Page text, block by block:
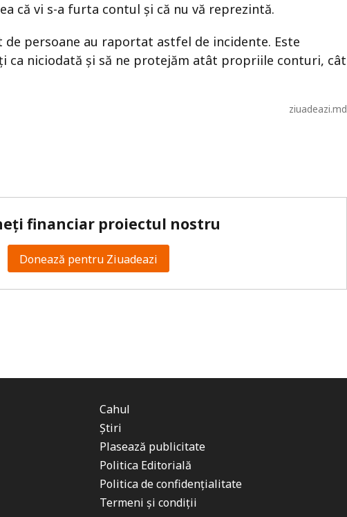
că vi s-a furta contul și că nu vă reprezintă.
persoane au raportat astfel de incidente. Este
ca niciodată și să ne protejăm atât propriile conturi, cât
ziuadeazi.md
financiar proiectul nostru
Donează pentru Ziuadeazi
Cahul
Știri
Plasează publicitate
Politica Editorială
Politica de confidențialitate
Termeni și condiții